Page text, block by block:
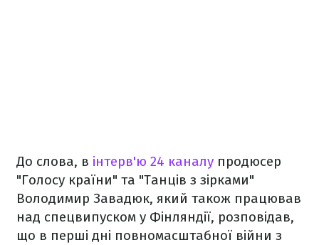
До слова, в інтерв'ю 24 каналу продюсер
"Голосу країни" та "Танців з зірками"
Володимир Завадюк, який також працював
над спецвипуском у Фінляндії, розповідав,
що в перші дні повномасштабної війни з